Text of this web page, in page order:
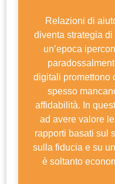
Relazioni di
diventa strategia
un’epoca
digitali promettono
spesso
affidabilità. In
ad avere valore
rapporti basati sul
sulla fiducia e su
è soltanto